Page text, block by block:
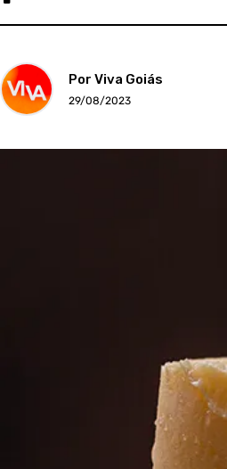
Por Viva Goiás
29/08/2023